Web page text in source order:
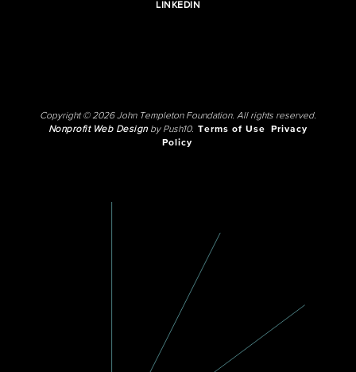
LINKEDIN
Copyright © 2026 John Templeton Foundation. All rights reserved.
Nonprofit Web Designby Push10. Terms of Use
Privacy
Policy